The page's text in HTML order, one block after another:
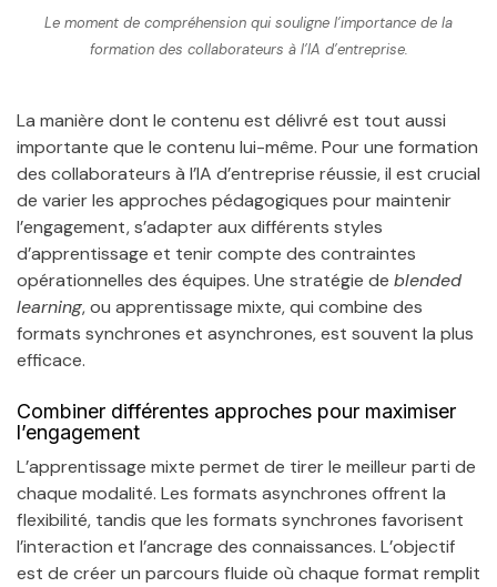
Le moment de compréhension qui souligne l’importance de la
formation des collaborateurs à l’IA d’entreprise.
La manière dont le contenu est délivré est tout aussi
importante que le contenu lui-même. Pour une formation
des collaborateurs à l’IA d’entreprise réussie, il est crucial
de varier les approches pédagogiques pour maintenir
l’engagement, s’adapter aux différents styles
d’apprentissage et tenir compte des contraintes
opérationnelles des équipes. Une stratégie de blended
learning, ou apprentissage mixte, qui combine des
formats synchrones et asynchrones, est souvent la plus
efficace.
Combiner différentes approches pour maximiser
l’engagement
L’apprentissage mixte permet de tirer le meilleur parti de
chaque modalité. Les formats asynchrones offrent la
flexibilité, tandis que les formats synchrones favorisent
l’interaction et l’ancrage des connaissances. L’objectif
est de créer un parcours fluide où chaque format remplit